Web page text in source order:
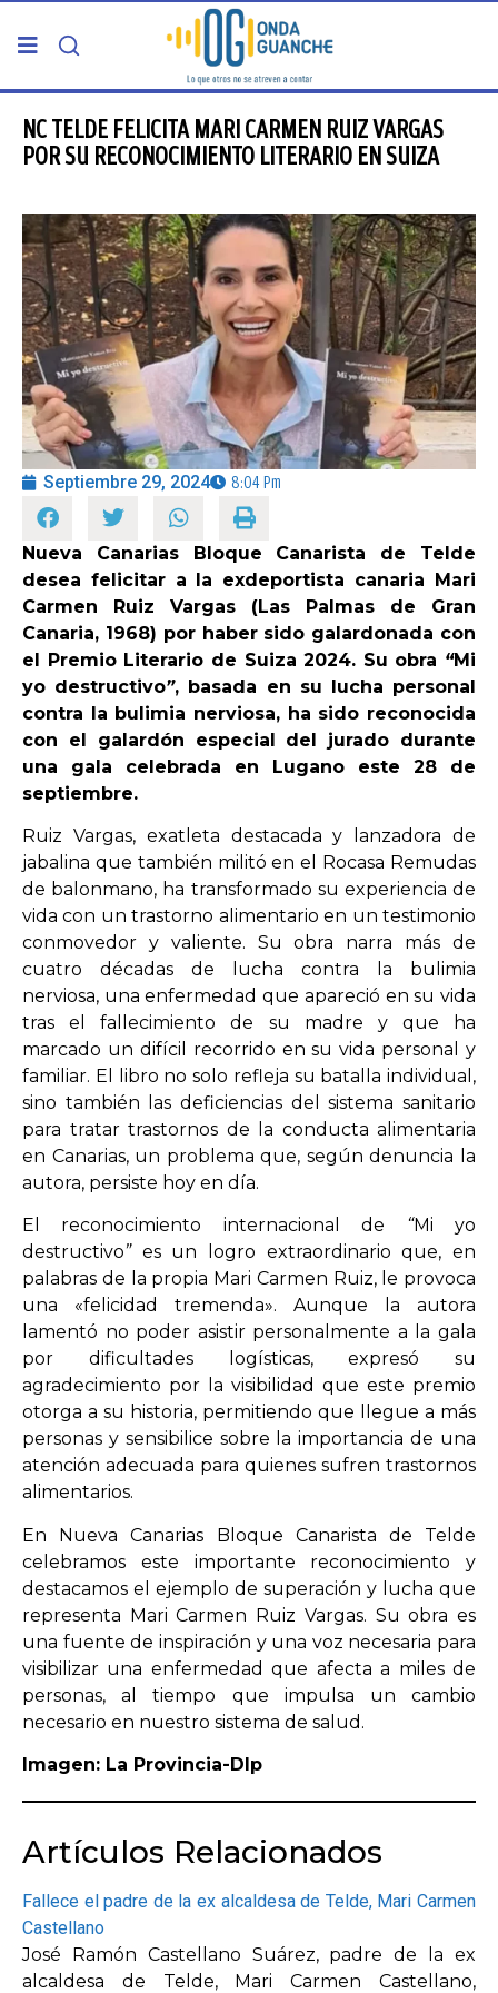
PORTADA
GRAN CANARIA
CANARIAS
5ª COLUMNA
CARTAS DEL DIRECTOR
ENTREVISTAS
OPINIÓN
PROGRAMAS
NC TELDE FELICITA MARI CARMEN RUIZ VARGAS
POR SU RECONOCIMIENTO LITERARIO EN SUIZA
Septiembre 29, 2024 8:04 Pm
Nueva Canarias Bloque Canarista de Telde
desea felicitar a la exdeportista canaria Mari
Carmen Ruiz Vargas (Las Palmas de Gran
Canaria, 1968) por haber sido galardonada con
el Premio Literario de Suiza 2024. Su obra “Mi
yo destructivo”, basada en su lucha personal
contra la bulimia nerviosa, ha sido reconocida
con el galardón especial del jurado durante
una gala celebrada en Lugano este 28 de
septiembre.
Ruiz Vargas, exatleta destacada y lanzadora de
jabalina que también militó en el Rocasa Remudas
de balonmano, ha transformado su experiencia de
vida con un trastorno alimentario en un testimonio
conmovedor y valiente. Su obra narra más de
cuatro décadas de lucha contra la bulimia
nerviosa, una enfermedad que apareció en su vida
tras el fallecimiento de su madre y que ha
marcado un difícil recorrido en su vida personal y
familiar. El libro no solo refleja su batalla individual,
sino también las deficiencias del sistema sanitario
para tratar trastornos de la conducta alimentaria
en Canarias, un problema que, según denuncia la
autora, persiste hoy en día.
El reconocimiento internacional de “Mi yo
destructivo” es un logro extraordinario que, en
palabras de la propia Mari Carmen Ruiz, le provoca
una «felicidad tremenda». Aunque la autora
lamentó no poder asistir personalmente a la gala
por dificultades logísticas, expresó su
agradecimiento por la visibilidad que este premio
otorga a su historia, permitiendo que llegue a más
personas y sensibilice sobre la importancia de una
atención adecuada para quienes sufren trastornos
alimentarios.
En Nueva Canarias Bloque Canarista de Telde
celebramos este importante reconocimiento y
destacamos el ejemplo de superación y lucha que
representa Mari Carmen Ruiz Vargas. Su obra es
una fuente de inspiración y una voz necesaria para
visibilizar una enfermedad que afecta a miles de
personas, al tiempo que impulsa un cambio
necesario en nuestro sistema de salud.
Imagen: La Provincia-Dlp
Artículos Relacionados
Fallece el padre de la ex alcaldesa de Telde, Mari Carmen
Castellano
José Ramón Castellano Suárez, padre de la ex
alcaldesa de Telde, Mari Carmen Castellano,